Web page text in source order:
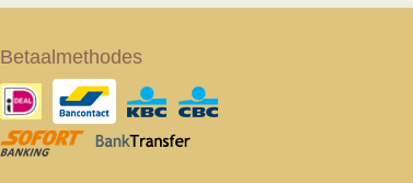
Betaalmethodes